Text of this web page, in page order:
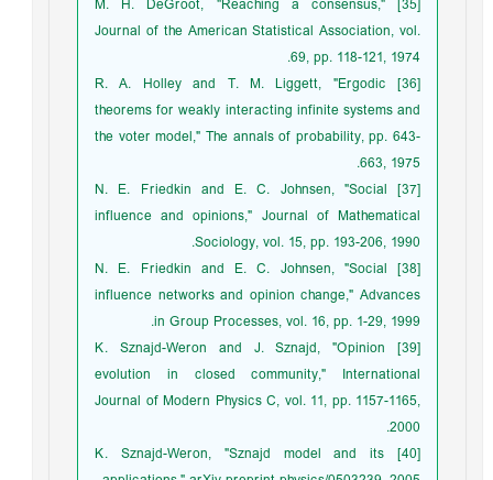
[35] M. H. DeGroot, "Reaching a consensus,"
Journal of the American Statistical Association, vol.
69, pp. 118-121, 1974.
[36] R. A. Holley and T. M. Liggett, "Ergodic
theorems for weakly interacting infinite systems and
the voter model," The annals of probability, pp. 643-
663, 1975.
[37] N. E. Friedkin and E. C. Johnsen, "Social
influence and opinions," Journal of Mathematical
Sociology, vol. 15, pp. 193-206, 1990.
[38] N. E. Friedkin and E. C. Johnsen, "Social
influence networks and opinion change," Advances
in Group Processes, vol. 16, pp. 1-29, 1999.
[39] K. Sznajd-Weron and J. Sznajd, "Opinion
evolution in closed community," International
Journal of Modern Physics C, vol. 11, pp. 1157-1165,
2000.
[40] K. Sznajd-Weron, "Sznajd model and its